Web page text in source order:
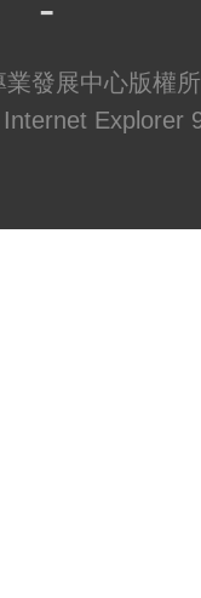
業發展中心版權
Explorer